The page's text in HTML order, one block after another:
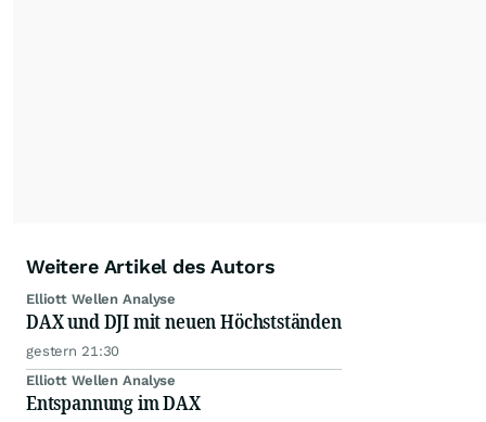
Weitere Artikel des Autors
Elliott Wellen Analyse
DAX und DJI mit neuen Höchstständen
gestern 21:30
Elliott Wellen Analyse
Entspannung im DAX